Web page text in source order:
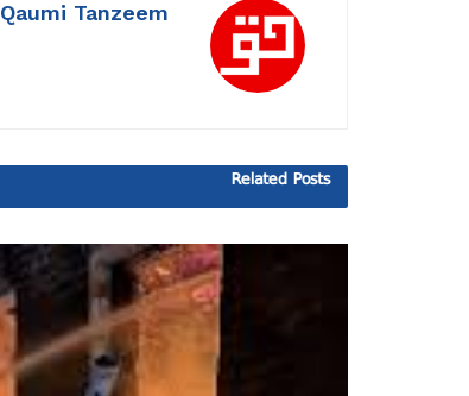
Qaumi Tanzeem
Related Posts